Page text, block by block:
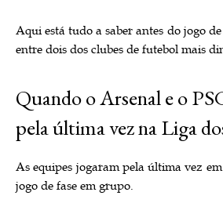
Aqui está tudo a saber antes do jogo
entre dois dos clubes de futebol mais
Quando o Arsenal e o
pela última vez na Liga
As equipes jogaram pela última vez
jogo de fase em grupo.